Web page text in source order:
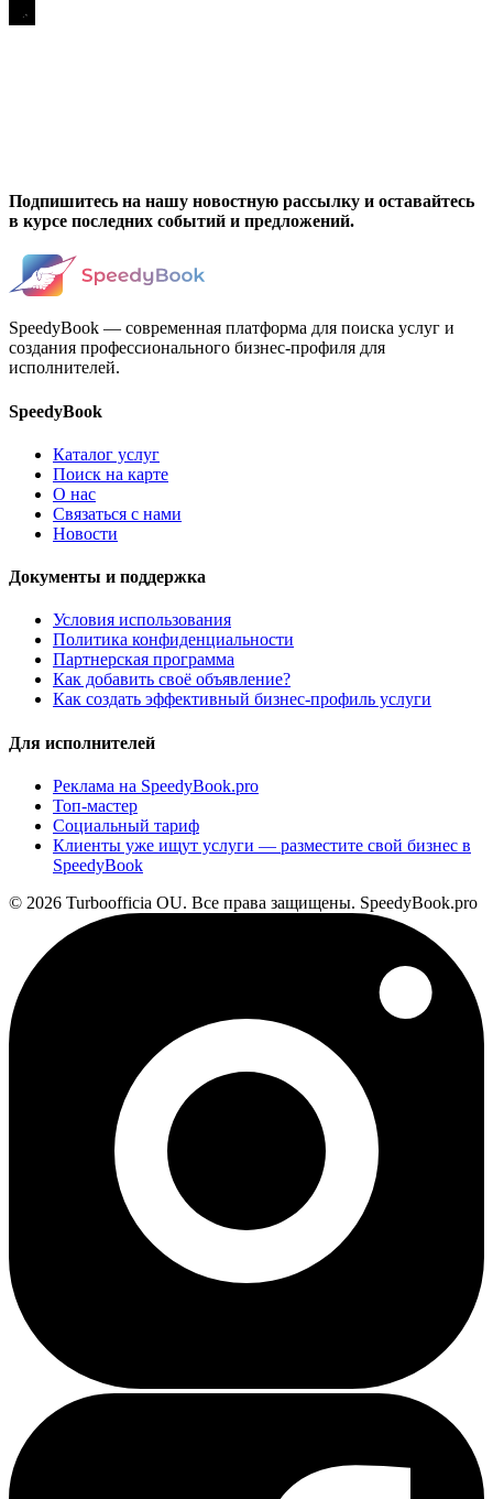
Подпишитесь на нашу новостную рассылку и оставайтесь
в курсе последних событий и предложений.
SpeedyBook — современная платформа для поиска услуг и
создания профессионального бизнес-профиля для
исполнителей.
SpeedyBook
Каталог услуг
Поиск на карте
О нас
Связаться с нами
Новости
Документы и поддержка
Условия использования
Политика конфиденциальности
Партнерская программа
Как добавить своё объявление?
Как создать эффективный бизнес-профиль услуги
Для исполнителей
Реклама на SpeedyBook.pro
Топ-мастер
Социальный тариф
Клиенты уже ищут услуги — разместите свой бизнес в
SpeedyBook
© 2026 Turboofficia OU. Все права защищены. SpeedyBook.pro